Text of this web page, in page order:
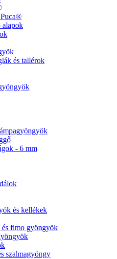
alapok
és tallérok
- 6 mm
és kellékek
és fimo gyöngyök
szalmagyöngy